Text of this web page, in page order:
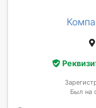
Был на